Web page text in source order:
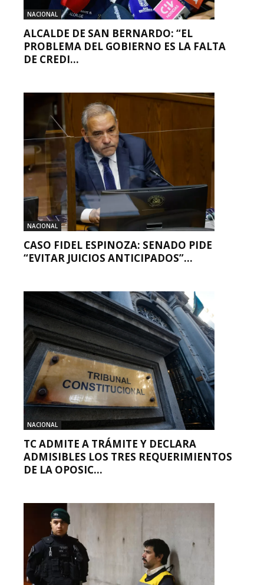
NACIONAL
ALCALDE DE SAN BERNARDO: “EL
PROBLEMA DEL GOBIERNO ES LA FALTA
DE CREDI...
NACIONAL
CASO FIDEL ESPINOZA: SENADO PIDE
“EVITAR JUICIOS ANTICIPADOS”...
NACIONAL
TC ADMITE A TRÁMITE Y DECLARA
ADMISIBLES LOS TRES REQUERIMIENTOS
DE LA OPOSIC...